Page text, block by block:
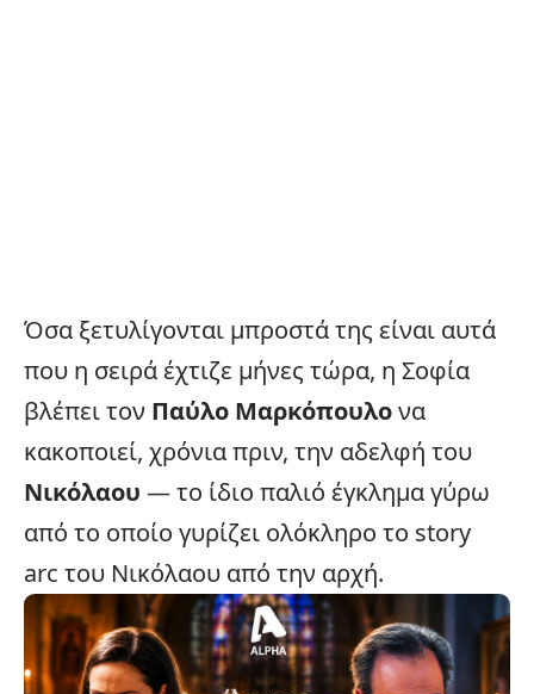
Όσα ξετυλίγονται μπροστά της είναι αυτά
που η σειρά έχτιζε μήνες τώρα, η Σοφία
βλέπει τον Παύλο Μαρκόπουλονα
κακοποιεί, χρόνια πριν, την αδελφή του
Νικόλαου — το ίδιο παλιό έγκλημα γύρω
από το οποίο γυρίζει ολόκληρο το story
arc του Νικόλαου από την αρχή.